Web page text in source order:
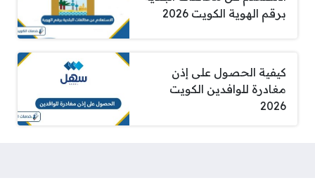
برقم الهوية الكويت 2026
كيفية الحصول على إذن
مغادرة للوافدين الكويت
2026